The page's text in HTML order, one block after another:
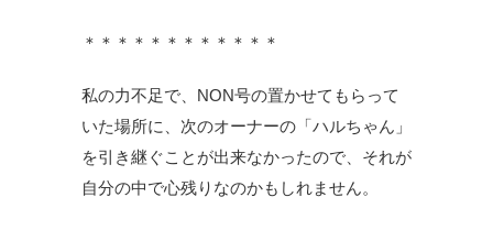
＊＊＊＊＊＊＊＊＊＊＊＊
私の力不足で、NON号の置かせてもらって
いた場所に、次のオーナーの「ハルちゃん」
を引き継ぐことが出来なかったので、それが
自分の中で心残りなのかもしれません。